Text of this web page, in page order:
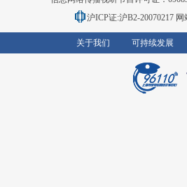
沪ICP证:沪B2-20070217 网
关于我们 可持续发展